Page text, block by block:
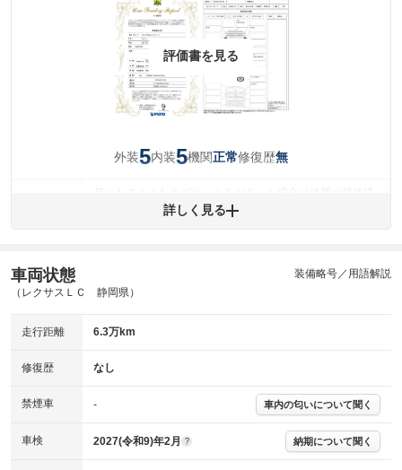
評価書を見る
外装5内装5機関正常修復歴無
みですが、 小さなキズやヘコミが残っている場合もありま
内装
(内装状態)
気になる汚れ等がない綺麗な室内を保っています。
下さい。
および表示項目が異なる場合がございます。
※グー鑑定の評価はあくまでも記載している鑑定日の鑑定結果となりま
詳しく見る
車両状態
（レクサスＬＣ 静岡県）
装備略号／用語解説
走行距離 6.3万km
修復歴 なし
禁煙車 - 車内の匂いについて聞く
車検 2027(令和9)年2月 ? 納期について聞く